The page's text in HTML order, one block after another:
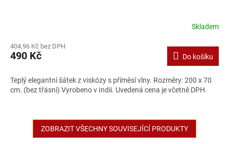
Skladem
404,96 Kč bez DPH
490 Kč Do košíku
Teplý elegantní šátek z viskózy s příměsí vlny. Rozměry: 200 x 70
cm. (bez třásní) Vyrobeno v Indii. Uvedená cena je včetně DPH.
ZOBRAZIT VŠECHNY SOUVISEJÍCÍ PRODUKTY